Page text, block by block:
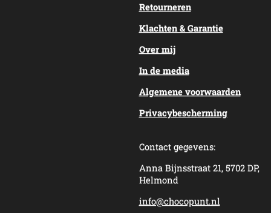
Retourneren
Klachten & Garantie
Over mij
In de media
Algemene voorwaarden
Privacybescherming
Contact gegevens:
Anna Bijnsstraat 21, 5702 DP,
Helmond
info@chocopunt.nl